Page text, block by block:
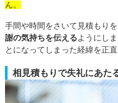
ん。
手間や時間をさいて見積もり
謝の気持ちを伝えるようにし
とになってしまった経緯を正
相見積もりで失礼にあた